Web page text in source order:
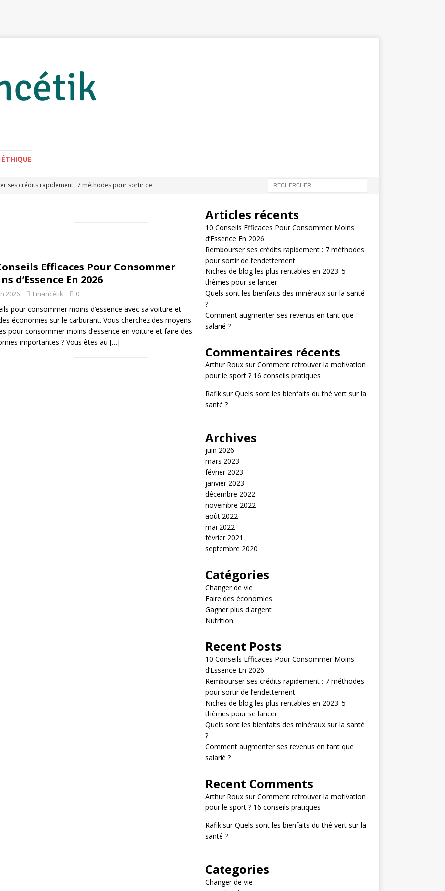
ÉTHIQUE
ses crédits rapidement : 7 méthodes pour sortir de
ses revenus en tant que salarié ?
GAGNER PLUS
Efficaces Pour Consommer
d’Essence En 2026
2026 Financétik 0
pour consommer moins d’essence avec sa voiture et
économies sur le carburant. Vous cherchez des moyens
pour consommer moins d’essence en voiture et faire des
importantes ? Vous êtes au […]
Articles récents
10 Conseils Efficaces Pour Consommer Moins
d’Essence En 2026
Rembourser ses crédits rapidement : 7 méthodes
pour sortir de l’endettement
Niches de blog les plus rentables en 2023: 5
thèmes pour se lancer
Quels sont les bienfaits des minéraux sur la santé
?
Comment augmenter ses revenus en tant que
salarié ?
Commentaires récents
Arthur RouxsurComment retrouver la motivation
pour le sport ? 16 conseils pratiques
RafiksurQuels sont les bienfaits du thé vert sur la
santé ?
Archives
juin 2026
mars 2023
février 2023
janvier 2023
décembre 2022
novembre 2022
août 2022
mai 2022
février 2021
septembre 2020
Catégories
Changer de vie
Faire des économies
Gagner plus d'argent
Nutrition
Recent Posts
10 Conseils Efficaces Pour Consommer Moins
d’Essence En 2026
Rembourser ses crédits rapidement : 7 méthodes
pour sortir de l’endettement
Niches de blog les plus rentables en 2023: 5
thèmes pour se lancer
Quels sont les bienfaits des minéraux sur la santé
?
Comment augmenter ses revenus en tant que
salarié ?
Recent Comments
Arthur RouxsurComment retrouver la motivation
pour le sport ? 16 conseils pratiques
RafiksurQuels sont les bienfaits du thé vert sur la
santé ?
Categories
Changer de vie